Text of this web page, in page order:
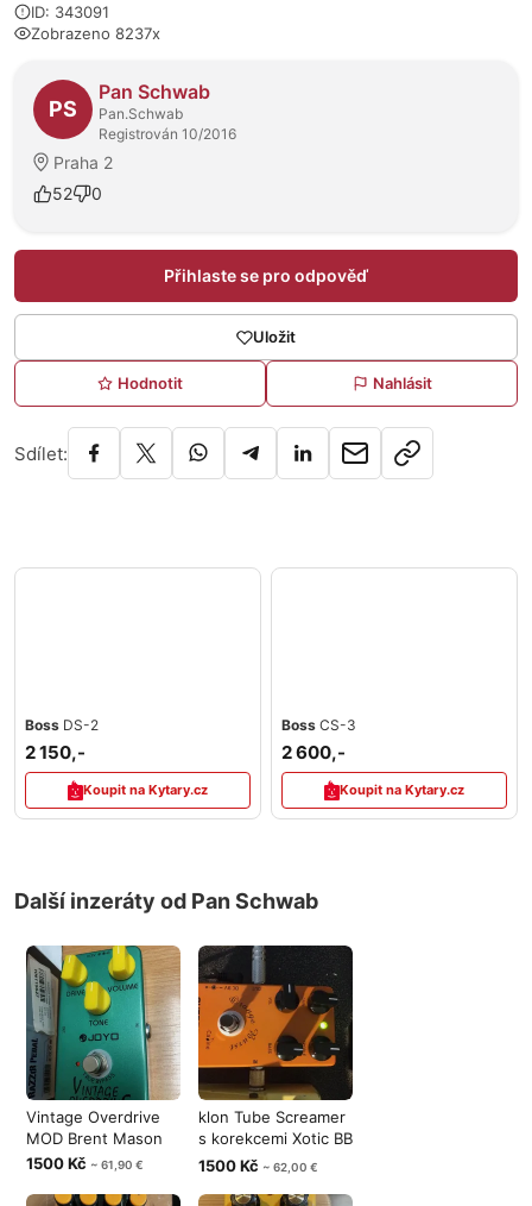
ID: 343091
Zobrazeno 8237x
O prodejci
PS
Pan Schwab
Pan.Schwab
Registrován 10/2016
Praha 2
52
0
Přihlaste se pro odpověď
Uložit
Hodnotit Nahlásit
Sdílet:
Boss DS-2
2 150,-
Koupit na Kytary.cz
Boss CS-3
2 600,-
Koupit na Kytary.cz
Další inzeráty od Pan Schwab
Vintage Overdrive
MOD Brent Mason
1500 Kč ~ 61,90 €
klon Tube Screamer
s korekcemi Xotic BB
Pream
1500 Kč ~ 62,00 €